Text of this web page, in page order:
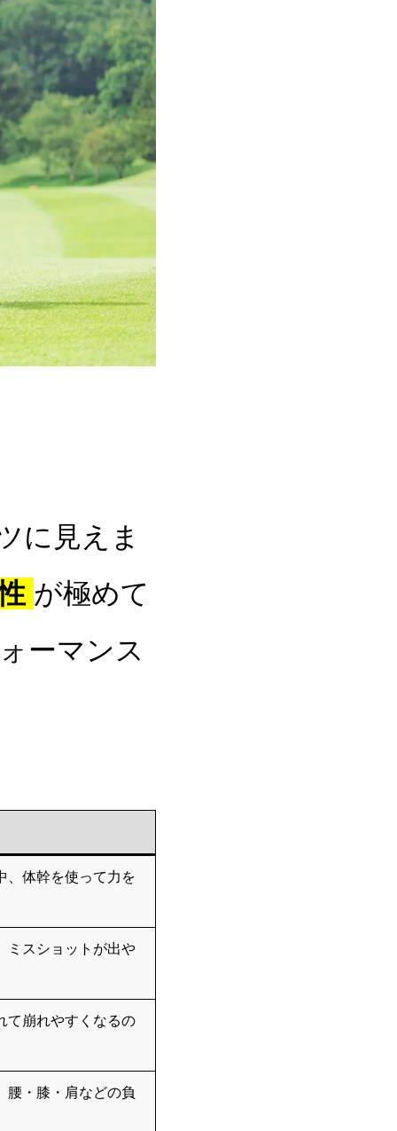
に見えま
が極めて
ーマンス
、体幹を使って力を
ミスショットが出や
て崩れやすくなるの
腰・膝・肩などの負